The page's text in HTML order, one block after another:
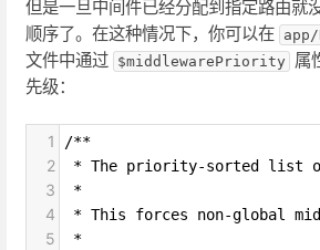
但是一旦中间件已经分配到指定路由就
顺序了。在这种情况下，你可以在
文件中通过 $middlewarePriority
属
先级：
1 /**
2 * The priority-sorted list of
3 *
4 * This forces non-global
5 *